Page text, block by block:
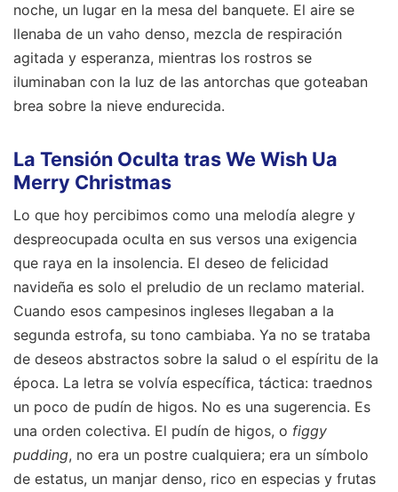
noche, un lugar en la mesa del banquete. El aire se
llenaba de un vaho denso, mezcla de respiración
agitada y esperanza, mientras los rostros se
iluminaban con la luz de las antorchas que goteaban
brea sobre la nieve endurecida.
La Tensión Oculta tras We Wish Ua
Merry Christmas
Lo que hoy percibimos como una melodía alegre y
despreocupada oculta en sus versos una exigencia
que raya en la insolencia. El deseo de felicidad
navideña es solo el preludio de un reclamo material.
Cuando esos campesinos ingleses llegaban a la
segunda estrofa, su tono cambiaba. Ya no se trataba
de deseos abstractos sobre la salud o el espíritu de la
época. La letra se volvía específica, táctica: traednos
un poco de pudín de higos. No es una sugerencia. Es
una orden colectiva. El pudín de higos, o figgy
pudding, no era un postre cualquiera; era un símbolo
de estatus, un manjar denso, rico en especias y frutas